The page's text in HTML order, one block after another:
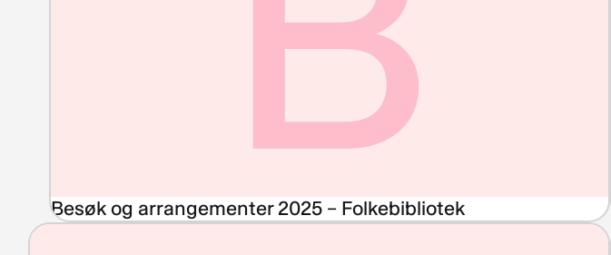
Besøk og arrangementer 2025 – Folkebibliotek